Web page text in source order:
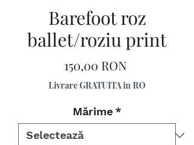
Barefoot roz
ballet/roziu print
150,00 RONPreț
Livrare GRATUITA in RO
Mărime *